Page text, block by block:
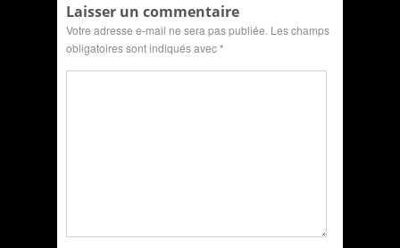
Laisser un commentaire
Votre adresse e-mail ne sera pas publiée. Les champs
obligatoires sont indiqués avec*